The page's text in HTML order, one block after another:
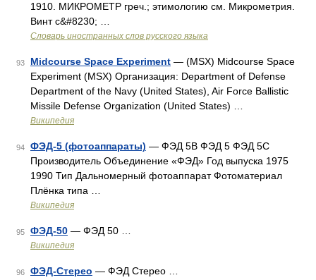
1910. МИКРОМЕТР греч.; этимологию см. Микрометрия.
Винт с&#8230; …
Словарь иностранных слов русского языка
93 Midcourse Space Experiment — (MSX) Midcourse Space
Experiment (MSX) Организация: Department of Defense
Department of the Navy (United States), Air Force Ballistic
Missile Defense Organization (United States) …
Википедия
94 ФЭД-5 (фотоаппараты) — ФЭД 5В ФЭД 5 ФЭД 5С
Производитель Объединение «ФЭД» Год выпуска 1975
1990 Тип Дальномерный фотоаппарат Фотоматериал
Плёнка типа …
Википедия
95 ФЭД-50 — ФЭД 50 …
Википедия
96 ФЭД-Стерео — ФЭД Стерео …